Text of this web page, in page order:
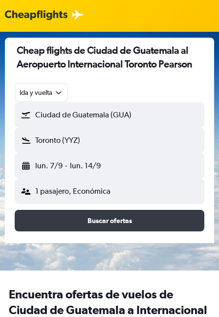
Cheap flights de Ciudad de Guatemala al
Aeropuerto Internacional Toronto Pearson
Ida y vuelta
Ciudad de Guatemala (GUA)
Toronto (YYZ)
lun. 7/9 - lun. 14/9
1 pasajero, Económica
Buscar ofertas
Encuentra ofertas de vuelos de
Ciudad de Guatemala a Internacional